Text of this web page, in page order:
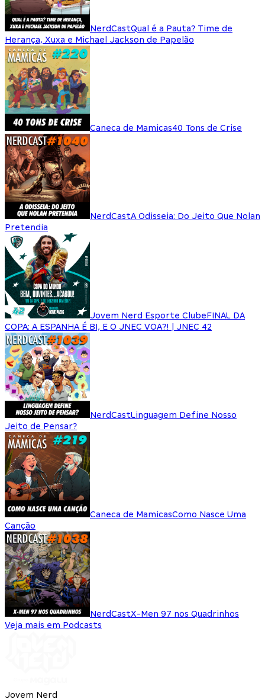
NerdCastQual é a Pauta? Time de
Herança, Xuxa e Michael Jackson de Papelão
Caneca de Mamicas40 Tons de Crise
NerdCastA Odisseia: Do Jeito Que Nolan
Pretendia
Jovem Nerd Esporte ClubeFINAL DA
COPA: A ESPANHA É BI, E O JNEC VOA?! | JNEC 42
NerdCastLinguagem Define Nosso
Jeito de Pensar?
Caneca de MamicasComo Nasce Uma
Canção
NerdCastX-Men 97 nos Quadrinhos
Veja mais em Podcasts
Jovem Nerd